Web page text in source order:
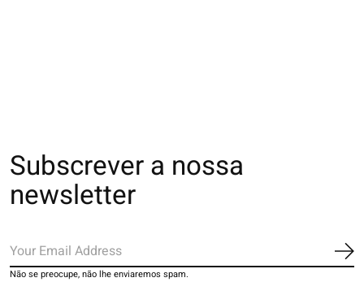
Subscrever a nossa
newsletter
Não se preocupe, não lhe enviaremos spam.